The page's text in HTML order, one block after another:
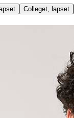
Colleget, lapset